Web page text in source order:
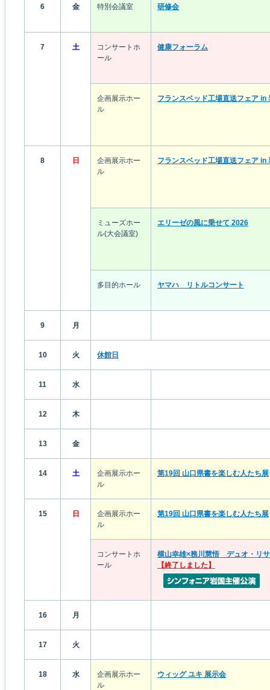
6 金 特別会議室 研修会
7 土
コンサートホ
ール
健康フォーラム
企画展示ホー
ル
フランスベッド工場直送フェア in
8 日
企画展示ホー
ル
フランスベッド工場直送フェア in
ミューズホー
ル(大会議室)
エリーゼの風に乗せて 2026
多目的ホール ヤマハ リトルコンサート
9 月
10 火 休館日
11 水
12 木
13 金
14 土
企画展示ホー
ル
第19回 山口県書を楽しむ人たち展
15 日
企画展示ホー
ル
第19回 山口県書を楽しむ人たち展
コンサートホ
ール
横山幸雄×務川慧悟 デュオ・リ
【終了しました】
16 月
17 火
18 水
企画展示ホー
ル
ウィッグ ユキ 展示会